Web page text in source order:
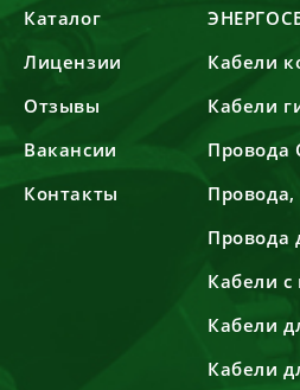
Каталог
Лицензии
Отзывы
Вакансии
Контакты
Кабели
Кабели
Провода
Провода
Кабели
Кабели
Кабели